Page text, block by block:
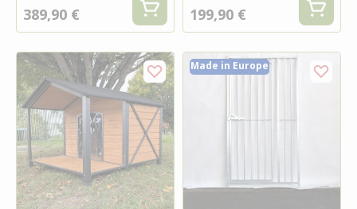
389,90 € 199,90 €
Made in Europe